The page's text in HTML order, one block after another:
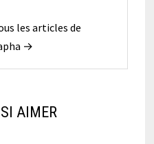
les articles de
→
AIMER